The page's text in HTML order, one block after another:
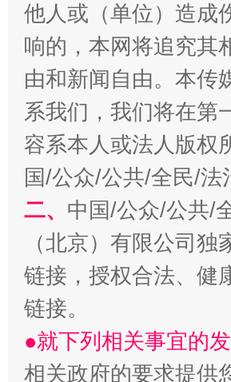
习近平的博鳌关键词
他人或（单位）造成
响的，本网将追究其
由和新闻自由。本传
系我们，我们将在第
容系本人或法人版权
国/公众/公共/全民/
二、 中国/公众/公共/
（北京）有限公司
链接，授权合法、健
链接。
●就下列相关事宜的
相关政府的要求提供